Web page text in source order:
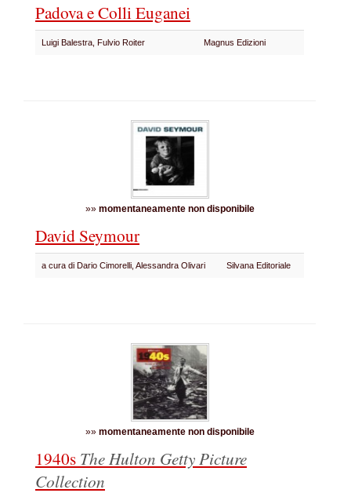
Padova e Colli Euganei
Luigi Balestra, Fulvio Roiter Magnus Edizioni
»» momentaneamente non disponibile
David Seymour
a cura di Dario Cimorelli, Alessandra Olivari Silvana Editoriale
»» momentaneamente non disponibile
1940s The Hulton Getty Picture
Collection